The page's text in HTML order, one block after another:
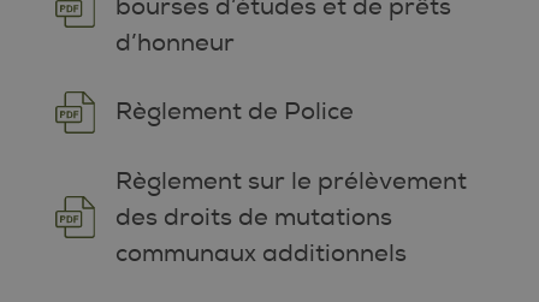
bourses d’études et de prêts
d’honneur
Règlement de Police
Règlement sur le prélèvement
des droits de mutations
communaux additionnels